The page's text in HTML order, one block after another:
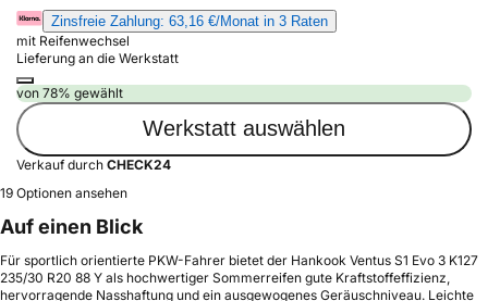
Zinsfreie Zahlung: 63,16 €/Monat in 3 Raten
mit Reifenwechsel
Lieferung an die Werkstatt
von 78% gewählt
Werkstatt auswählen
Verkauf durch CHECK24
19 Optionen ansehen
Auf einen Blick
Für sportlich orientierte PKW-Fahrer bietet der Hankook Ventus S1 Evo 3 K127
235/30 R20 88 Y als hochwertiger Sommerreifen gute Kraftstoffeffizienz,
hervorragende Nasshaftung und ein ausgewogenes Geräuschniveau. Leichte